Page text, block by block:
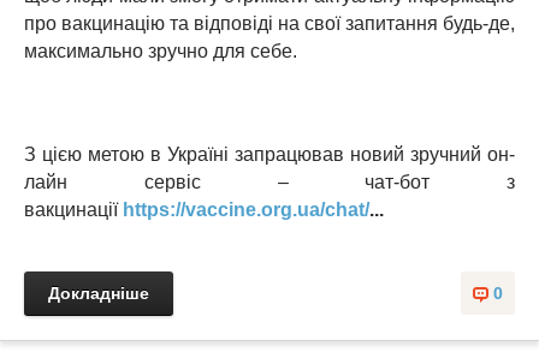
про вакцинацію та відповіді на свої запитання будь-де,
максимально зручно для себе.
З цією метою в Україні запрацював новий зручний он-
лайн сервіс – чат-бот з
вакцинації https://vaccine.org.ua/chat/...
0
Докладніше